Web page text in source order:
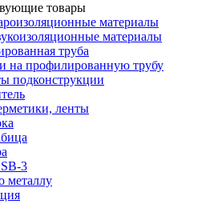
товары
материалы
материалы
труба
на профилированную трубу
подконструкции
ленты
3
металлу